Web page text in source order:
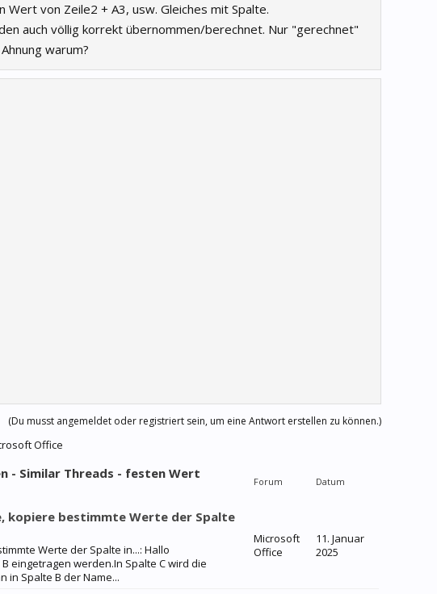
Wert von Zeile2 + A3, usw. Gleiches mit Spalte.
auch völlig korrekt übernommen/berechnet. Nur "gerechnet"
warum?
(Du musst angemeldet oder registriert sein, um eine Antwort erstellen zu können.)
Office
- Similar Threads - festen Wert
Forum Datum
kopiere bestimmte Werte der Spalte
Werte der Spalte in...: Hallo
eingetragen werden.In Spalte C wird die
in Spalte B der Name...
Microsoft
Office
11. Januar
2025